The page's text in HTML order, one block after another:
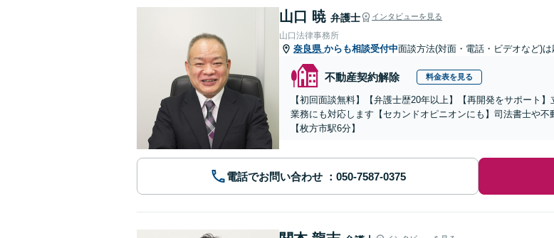
山口 暁 弁護士 インタビューを見る
山口法律事務所
奈良県 からも相談受付中面談方法(対面・電話・ビデオなど)は
不動産契約解除 料金表を見る
【初回面談無料】【弁護士歴20年以上】【再開発をサポート
業務にも対応します【セカンドオピニオンにも】司法書士や
【枚方市駅6分】
電話でお問い合わせ